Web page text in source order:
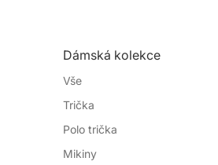
Dámská kolekce
Vše
Trička
Polo trička
Mikiny